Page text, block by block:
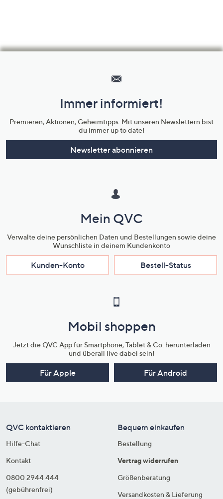
Unternehmensinformationen
Immer informiert!
Premieren, Aktionen, Geheimtipps: Mit unseren Newslettern bist
du immer up to date!
Newsletter abonnieren
Mein QVC
Verwalte deine persönlichen Daten und Bestellungen sowie deine
Wunschliste in deinem Kundenkonto
Kunden-Konto Bestell-Status
Mobil shoppen
Jetzt die QVC App für Smartphone, Tablet & Co. herunterladen
und überall live dabei sein!
Für Apple Für Android
QVC kontaktieren
Hilfe-Chat
Kontakt
0800 2944 444
(gebührenfrei)
Bequem einkaufen
Bestellung
Vertrag widerrufen
Größenberatung
Versandkosten & Lieferung